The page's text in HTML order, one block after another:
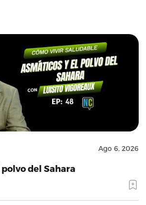
Ago 6, 2026
del Sahara